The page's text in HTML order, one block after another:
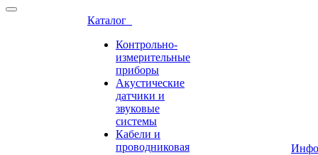
Каталог
Контрольно-
измерительные
приборы
Акустические
датчики и
звуковые
системы
Кабели и
проводниковая